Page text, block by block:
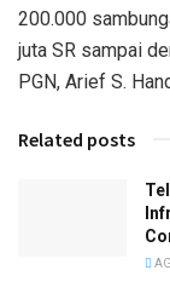
200.000
juta SR sampai
PGN, Arief S.
Related posts